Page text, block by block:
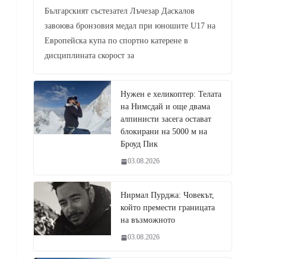
Българският състезател Лъчезар Даскалов
завоюва бронзовия медал при юношите U17 на
Европейска купа по спортно катерене в
дисциплината скорост за
Нужен е хеликоптер: Телата
на Нимсдай и още двама
алпинисти засега остават
блокирани на 5000 м на
Броуд Пик
03.08.2026
Нирмал Пурджа: Човекът,
който премести границата
на възможното
03.08.2026